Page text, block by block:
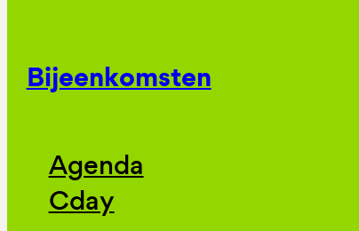
Bijeenkomsten
Agenda
Cday